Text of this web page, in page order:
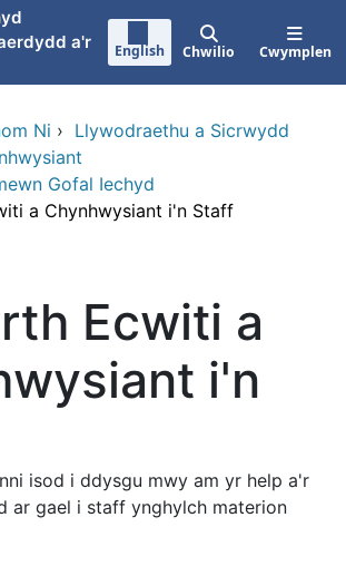
a'r
English Chwilio Cwymplen
Ni › Llywodraethu a Sicrwydd
Gofal Iechyd
a Chynhwysiant i'n Staff
Ecwiti a
i'n
isod i ddysgu mwy am yr help a'r
ar gael i staff ynghylch materion